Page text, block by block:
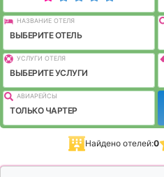
НАЗВАНИЕ ОТЕЛЯ
ВЫБЕРИТЕ ОТЕЛЬ
УСЛУГИ ОТЕЛЯ
ВЫБЕРИТЕ УСЛУГИ
АВИАРЕЙСЫ
ТОЛЬКО ЧАРТЕР
Найдено отелей:0